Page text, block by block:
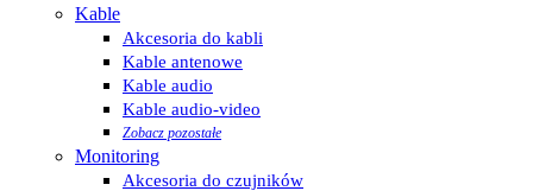
Kable
Akcesoria do kabli
Kable antenowe
Kable audio
Kable audio-video
Zobacz pozostałe
Monitoring
Akcesoria do czujników